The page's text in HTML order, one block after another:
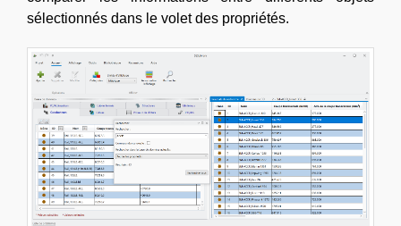
sélectionnés dans le volet des propriétés.